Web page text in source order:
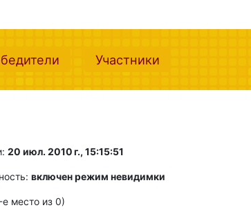
(current)Участники
20 июл. 2010 г., 15:15:51
включен режим невидимки
e место из 0)